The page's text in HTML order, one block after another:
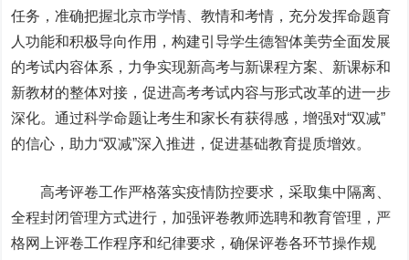
任务，准确把握北京市学情、教情和考情，充分发挥命题育
人功能和积极导向作用，构建引导学生德智体美劳全面发展
的考试内容体系，力争实现新高考与新课程方案、新课标和
新教材的整体对接，促进高考考试内容与形式改革的进一步
深化。通过科学命题让考生和家长有获得感，增强对“双减”
的信心，助力“双减”深入推进，促进基础教育提质增效。
高考评卷工作严格落实疫情防控要求，采取集中隔离、
全程封闭管理方式进行，加强评卷教师选聘和教育管理，严
格网上评卷工作程序和纪律要求，确保评卷各环节操作规